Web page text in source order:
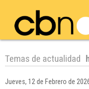
Temas de actualidad
Jueves, 12 de Febrero de